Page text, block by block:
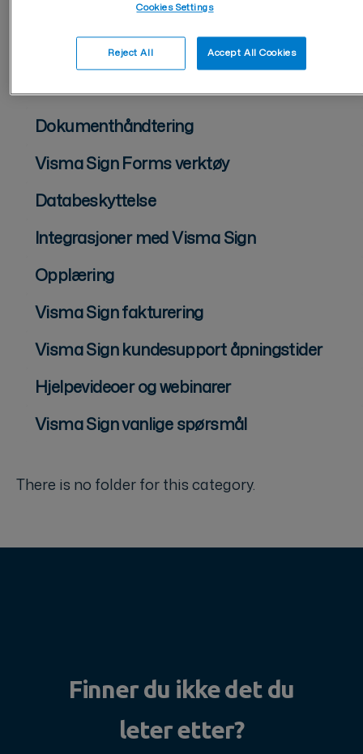
Brukeradministrasjon på bedriftskonto
For dokumentsender
For dokumentunderskriver
Dokumenthåndtering
Visma Sign Forms verktøy
Databeskyttelse
Integrasjoner med Visma Sign
Opplæring
Visma Sign fakturering
Visma Sign kundesupport åpningstider
Hjelpevideoer og webinarer
Visma Sign vanlige spørsmål
There is no folder for this category.
Finner du ikke det du
leter etter?
Cookies Settings
Reject All Accept All Cookies